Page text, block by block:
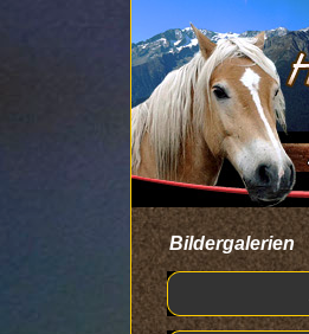
Bildergalerien